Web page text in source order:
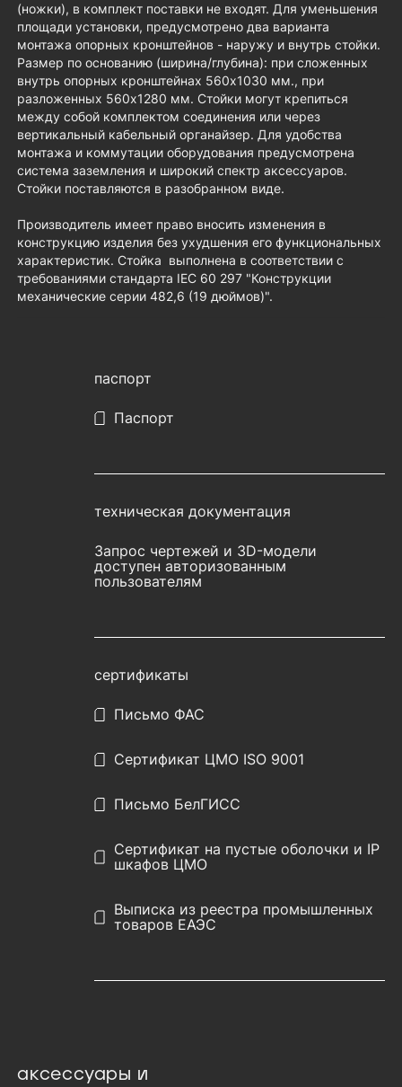
(ножки), в комплект поставки не входят. Для уменьшения
площади установки, предусмотрено два варианта
монтажа опорных кронштейнов - наружу и внутрь стойки.
Размер по основанию (ширина/глубина): при сложенных
внутрь опорных кронштейнах 560х1030 мм., при
разложенных 560х1280 мм. Стойки могут крепиться
между собой комплектом соединения или через
вертикальный кабельный органайзер. Для удобства
монтажа и коммутации оборудования предусмотрена
система заземления и широкий спектр аксессуаров.
Стойки поставляются в разобранном виде.
Производитель имеет право вносить изменения в
конструкцию изделия без ухудшения его функциональных
характеристик. Стойка выполнена в соответствии с
требованиями стандарта IEC 60 297 "Конструкции
механические серии 482,6 (19 дюймов)".
паспорт
Паспорт
техническая документация
Запрос чертежей и 3D-модели
доступен авторизованным
пользователям
сертификаты
Письмо ФАС
Сертификат ЦМО ISO 9001
Письмо БелГИСС
Сертификат на пустые оболочки и IP
шкафов ЦМО
Выписка из реестра промышленных
товаров ЕАЭС
аксессуары и